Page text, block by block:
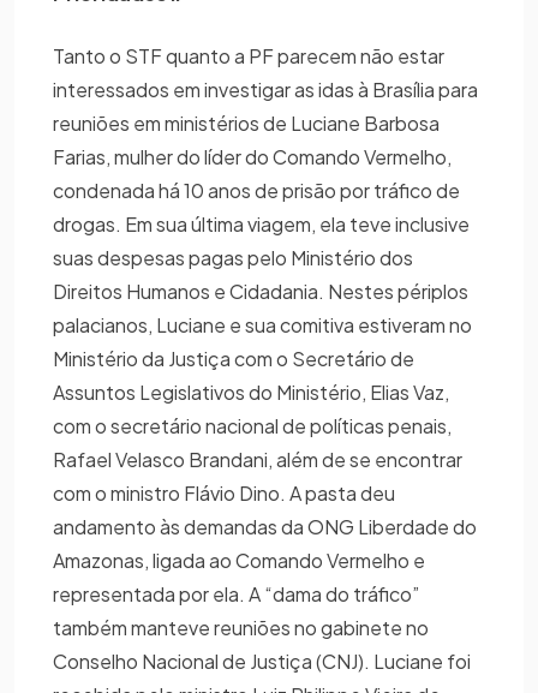
Tanto o STF quanto a PF parecem não estar
interessados em investigar as idas à Brasília para
reuniões em ministérios de Luciane Barbosa
Farias, mulher do líder do Comando Vermelho,
condenada há 10 anos de prisão por tráfico de
drogas. Em sua última viagem, ela teve inclusive
suas despesas pagas pelo Ministério dos
Direitos Humanos e Cidadania. Nestes périplos
palacianos, Luciane e sua comitiva estiveram no
Ministério da Justiça com o Secretário de
Assuntos Legislativos do Ministério, Elias Vaz,
com o secretário nacional de políticas penais,
Rafael Velasco Brandani, além de se encontrar
com o ministro Flávio Dino. A pasta deu
andamento às demandas da ONG Liberdade do
Amazonas, ligada ao Comando Vermelho e
representada por ela. A “dama do tráfico”
também manteve reuniões no gabinete no
Conselho Nacional de Justiça (CNJ). Luciane foi